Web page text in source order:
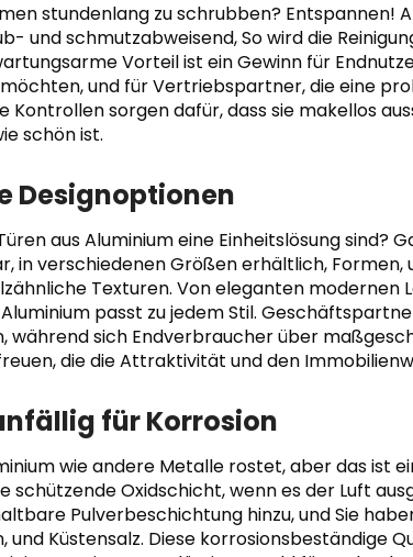
stundenlang zu schrubben? Entspannen!
und schmutzabweisend, So wird die
Vorteil ist ein Gewinn für
und für Vertriebspartner, die eine
sorgen dafür, dass sie makellos
schön ist.
Designoptionen
aus Aluminium eine Einheitslösung sind?
in verschiedenen Größen erhältlich, Formen,
Texturen. Von eleganten modernen
passt zu jedem Stil.
während sich Endverbraucher über
die die Attraktivität und den
für Korrosion
wie andere Metalle rostet, aber das ist
schützende Oxidschicht, wenn es der Luft
Pulverbeschichtung hinzu, und Sie
und Küstensalz. Diese korrosionsbeständige